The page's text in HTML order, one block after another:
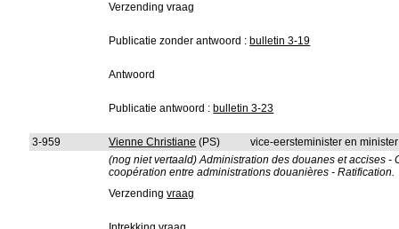
Verzending vraag
Publicatie zonder antwoord : bulletin 3-19
Antwoord
Publicatie antwoord : bulletin 3-23
3-959 Vienne Christiane (PS)
vice-eersteminister en
(nog niet vertaald) Administration des douanes et accises
coopération entre administrations douanières - Ratification.
Verzendingvraag